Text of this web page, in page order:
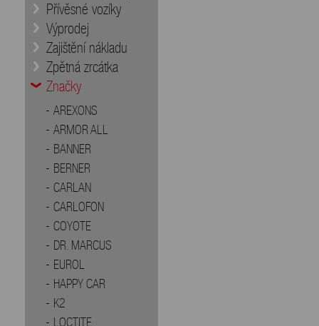
Přívěsné vozíky
Výprodej
Zajištění nákladu
Zpětná zrcátka
Značky
AREXONS
ARMOR ALL
BANNER
BERNER
CARLAN
CARLOFON
COYOTE
DR. MARCUS
EUROL
HAPPY CAR
K2
LOCTITE